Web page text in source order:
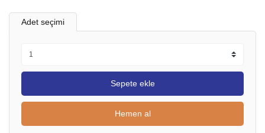
Adet seçimi
Sepete ekle
Hemen al